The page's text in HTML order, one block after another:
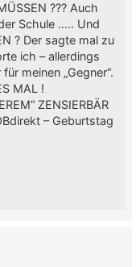
??? Auch
Schule ….. Und
? Der sagte mal zu
ich – allerdings
meinen „Gegner“.
MAL !
ZENSIERBÄR
– Geburtstag